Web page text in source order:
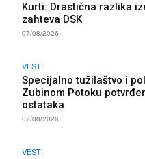
Kurti: Drastična razlika
zahteva DSK
07/08/2026
VESTI
Specijalno tužilaštvo i
Zubinom Potoku
ostataka
07/08/2026
VESTI